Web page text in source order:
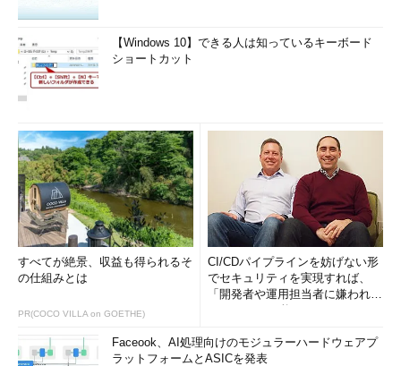
【Windows 10】できる人は知っているキーボード
ショートカット
すべてが絶景、収益も得られるそ
の仕組みとは
PR(COCO VILLA on GOETHE)
CI/CDパイプラインを妨げない形
でセキュリティを実現すれば、
「開発者や運用担当者に嫌われな
Faceook、AI処理向けのモジュラーハードウェアプ
ラットフォームとASICを発表